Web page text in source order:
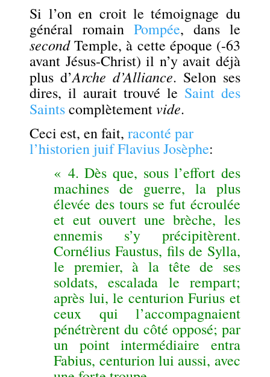
Si l’on en croit le témoignage du
général romain Pompée, dans le
secondTemple, à cette époque (-63
avant Jésus-Christ) il n’y avait déjà
plus d’Arche d’Alliance. Selon ses
dires, il aurait trouvé le Saint des
Saints complètementvide.
Ceci est, en fait, raconté par
l’historien juif Flavius Josèphe:
« 4. Dès que, sous l’effort des
machines de guerre, la plus
élevée des tours se fut écroulée
et eut ouvert une brèche, les
ennemis s’y précipitèrent.
Cornélius Faustus, fils de Sylla,
le premier, à la tête de ses
soldats, escalada le rempart;
après lui, le centurion Furius et
ceux qui l’accompagnaient
pénétrèrent du côté opposé; par
un point intermédiaire entra
Fabius, centurion lui aussi, avec